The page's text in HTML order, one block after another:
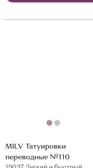
MILV Татуировки
переводные №110